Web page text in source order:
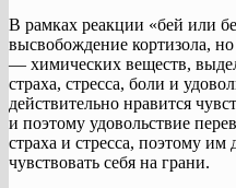
В рамках реакции «бей или
высвобождение кортизола,
— химических веществ,
страха, стресса, боли и
действительно нравится
и поэтому удовольствие
страха и стресса, поэтому им
чувствовать себя на грани.